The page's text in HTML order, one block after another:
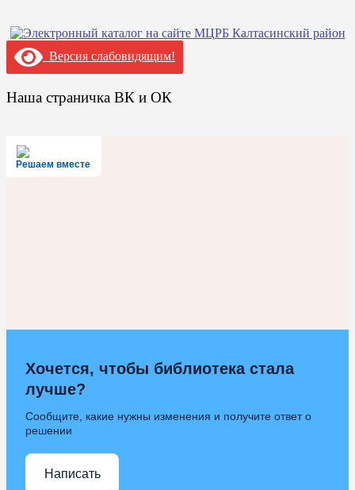
Версия слабовидящим!
Наша страничка ВК и ОК
Решаем вместе
Хочется, чтобы библиотека стала
лучше?
Сообщите, какие нужны изменения и получите ответ о
решении
Написать